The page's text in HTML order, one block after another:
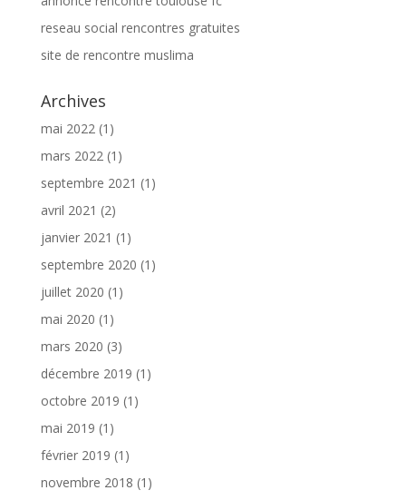
reseau social rencontres gratuites
site de rencontre muslima
Archives
mai 2022(1)
mars 2022(1)
septembre 2021 (1)
avril 2021 (2)
janvier 2021 (1)
septembre 2020 (1)
juillet 2020 (1)
mai 2020 (1)
mars 2020 (3)
décembre 2019 (1)
octobre 2019 (1)
mai 2019 (1)
février 2019 (1)
novembre 2018 (1)